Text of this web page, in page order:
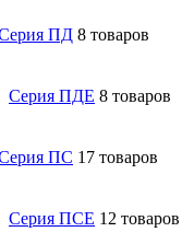
ПД 8 товаров
Серия ПДЕ 8 товаров
ПС 17 товаров
Серия ПСЕ 12 товаров